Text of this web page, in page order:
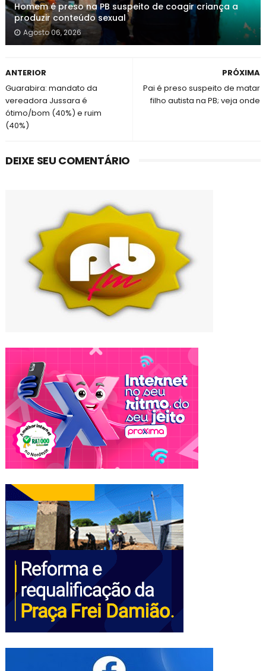
Homem é preso na PB suspeito de coagir criança a
produzir conteúdo sexual
Agosto 06, 2026
PRÓXIMA
Pai é preso suspeito de matar
filho autista na PB; veja onde
ANTERIOR
Guarabira: mandato da
vereadora Jussara é
ótimo/bom (40%) e ruim
(40%)
DEIXE SEU COMENTÁRIO